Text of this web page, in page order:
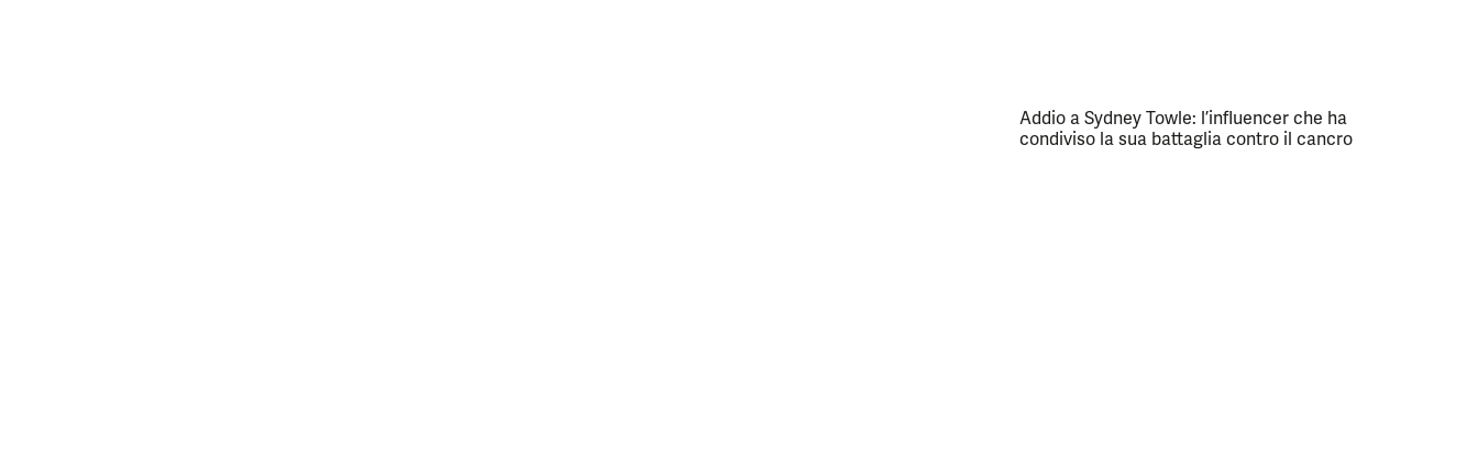
Addio a Sydney Towle: l’influencer che ha
condiviso la sua battaglia contro il cancro